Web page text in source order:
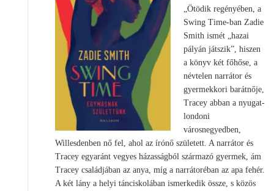
„Ötödik regényében, a
Swing Time-ban Zadie
Smith ismét „hazai
pályán játszik”, hiszen
a könyv két főhőse, a
névtelen narrátor és
gyermekkori barátnője,
Tracey abban a nyugat-
londoni
városnegyedben,
Willesdenben nő fel, ahol az írónő született. A narrátor és
Tracey egyaránt vegyes házasságból származó gyermek, ám
Tracey családjában az anya, míg a narrátoréban az apa fehér.
A két lány a helyi tánciskolában ismerkedik össze, s közös